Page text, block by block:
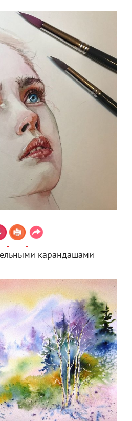
карандашами